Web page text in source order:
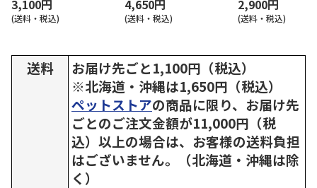
3,100円
(送料・税込)
4,650円
(送料・税込)
2,900円
(送料・税込)
送料
お届け先ごと1,100円（税込）
※北海道・沖縄は1,650円（税込）
ペットストアの商品に限り、お届け先
ごとのご注文金額が11,000円（税
込）以上の場合は、お客様の送料負担
はございません。（北海道・沖縄は除
く）